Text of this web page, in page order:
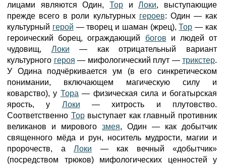
лицами являются Один, Тор иЛоки, выступающие
прежде всего в роли культурных героев: Один — как
культурный герой — творец и шаман (жрец),Тор — как
героический борец, ограждающий богов и людей от
чудовищ, Локи — как отрицательный вариант
культурного героя — мифологический плут — трикстер.
У Одина подчёркивается ум (в его синкретическом
понимании, включающем магическую силу и
коварство), у Тора — физическая сила и богатырская
ярость, у Локи — хитрость и плутовство.
Соответственно Торвыступает как главный противник
великанов и мирового змея, Один — как добытчик
священного мёда и рун, носитель мудрости, магии и
пророчеств, а Локи — как вечный «добытчик»
(посредством трюков) мифологических ценностей у